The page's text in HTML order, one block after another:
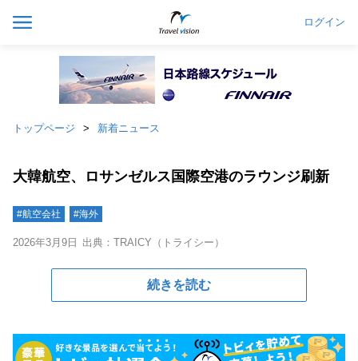
ログイン
トップページ 新着ニュース
大韓航空、ロサンゼルス国際空港のラウンジ刷新
#航空会社 #海外
2026年3月9日 出典：TRAICY（トライシー）
続きを読む